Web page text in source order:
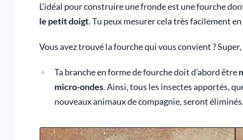
L’idéal pour construire une fronde est une fourche
le petit doigt. Tu peux mesurer cela très facilement
Vous avez trouvé la fourche qui vous convient ? Super,
Ta branche en forme de fourche doit d’abord être
micro-ondes. Ainsi, tous les insectes apportés,
nouveaux animaux de compagnie, seront éliminés.